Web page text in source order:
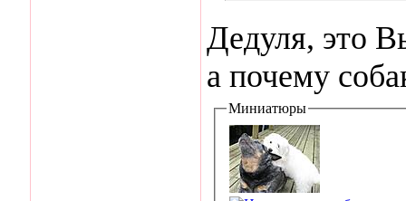
Дедуля, это
а почему
Миниатюры